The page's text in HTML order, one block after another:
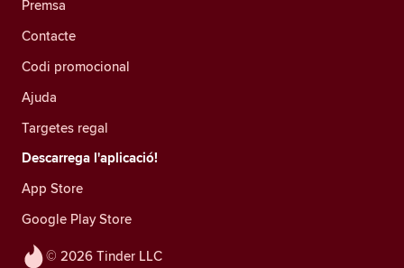
© 2026 Tinder LLC
Premsa
Contacte
Codi promocional
Ajuda
Targetes regal
Descarrega l'aplicació!
App Store
Google Play Store